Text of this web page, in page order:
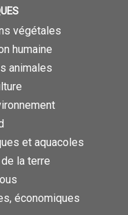
végétales
humaine
animales
et aquacoles
la terre
économiques